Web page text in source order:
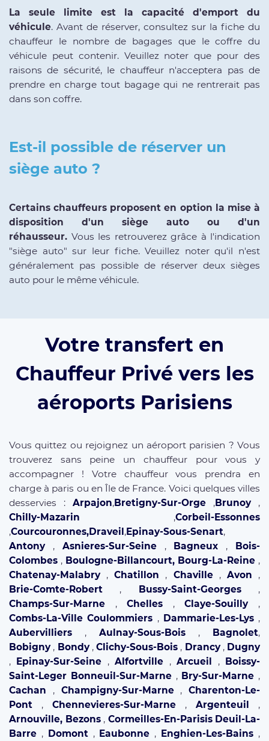
La seule limite est la capacité d'emport du
véhicule. Avant de réserver, consultez sur la fiche du
chauffeur le nombre de bagages que le coffre du
véhicule peut contenir. Veuillez noter que pour des
raisons de sécurité, le chauffeur n'acceptera pas de
prendre en charge tout bagage qui ne rentrerait pas
dans son coffre.
Est-il possible de réserver un
siège auto ?
Certains chauffeurs proposent en option la mise à
disposition d'un siège auto ou d'un
réhausseur. Vous les retrouverez grâce à l'indication
"siège auto" sur leur fiche. Veuillez noter qu'il n'est
généralement pas possible de réserver deux sièges
auto pour le même véhicule.
Votre transfert en
Chauffeur Privé vers les
aéroports Parisiens
Vous quittez ou rejoignez un aéroport parisien ? Vous
trouverez sans peine un chauffeur pour vous y
accompagner ! Votre chauffeur vous prendra en
charge à paris ou en Île de France. Voici quelques villes
desservies : Arpajon,Bretigny-Sur-Orge ,Brunoy ,
Chilly-Mazarin ,Corbeil-Essonnes
,Courcouronnes,Draveil,Epinay-Sous-Senart,
Antony , Asnieres-Sur-Seine , Bagneux , Bois-
Colombes , Boulogne-Billancourt, Bourg-La-Reine ,
Chatenay-Malabry ,Chatillon , Chaville , Avon ,
Brie-Comte-Robert , Bussy-Saint-Georges ,
Champs-Sur-Marne ,Chelles ,Claye-Souilly ,
Combs-La-Ville Coulommiers , Dammarie-Les-Lys ,
Aubervilliers , Aulnay-Sous-Bois , Bagnolet,
Bobigny , Bondy , Clichy-Sous-Bois , Drancy , Dugny
, Epinay-Sur-Seine ,Alfortville ,Arcueil , Boissy-
Saint-Leger Bonneuil-Sur-Marne , Bry-Sur-Marne ,
Cachan , Champigny-Sur-Marne , Charenton-Le-
Pont , Chennevieres-Sur-Marne , Argenteuil ,
Arnouville, Bezons , Cormeilles-En-Parisis Deuil-La-
Barre , Domont , Eaubonne , Enghien-Les-Bains ,